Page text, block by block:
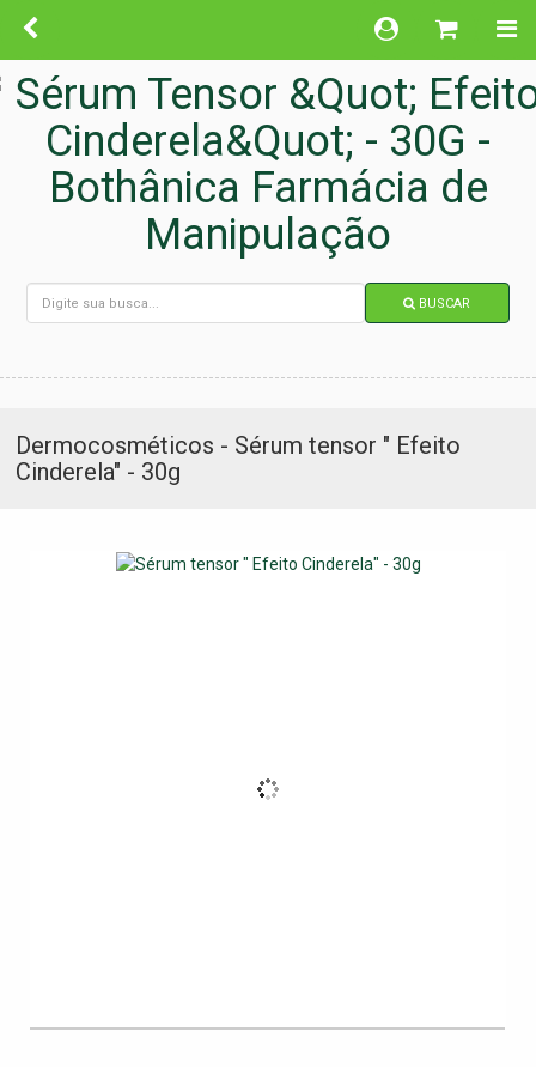
BUSCAR
Dermocosméticos - Sérum tensor " Efeito
Cinderela" - 30g